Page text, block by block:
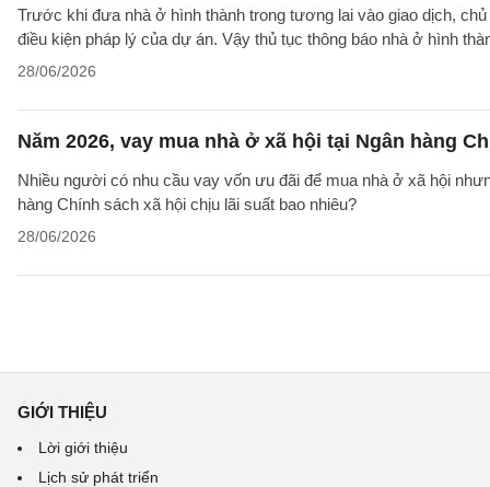
Trước khi đưa nhà ở hình thành trong tương lai vào giao dịch,
điều kiện pháp lý của dự án. Vậy thủ tục thông báo nhà ở hình
28/06/2026
Năm 2026, vay mua nhà ở xã hội tại Ngân hàng
Nhiều người có nhu cầu vay vốn ưu đãi để mua nhà ở xã hội
hàng Chính sách xã hội chịu lãi suất bao nhiêu?
28/06/2026
GIỚI THIỆU
Lời giới thiệu
Lịch sử phát triển